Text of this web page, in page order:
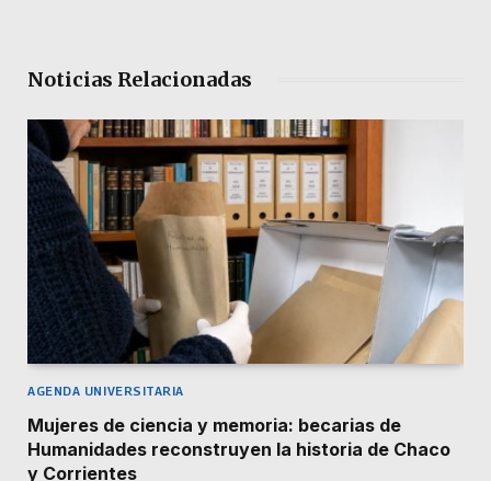
Noticias Relacionadas
AGENDA UNIVERSITARIA
Mujeres de ciencia y memoria: becarias de
Humanidades reconstruyen la historia de Chaco
y Corrientes